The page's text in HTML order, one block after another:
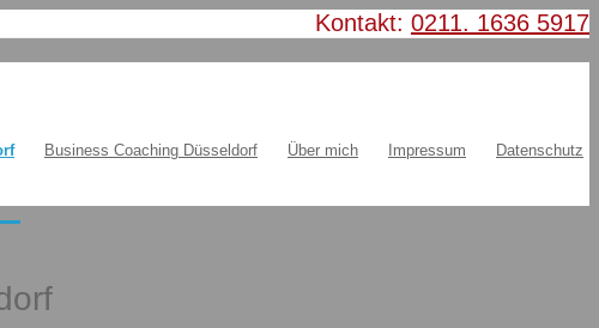
Kontakt: 0211. 1636 5917
Business Coaching Düsseldorf Über mich Impressum Datenschutz